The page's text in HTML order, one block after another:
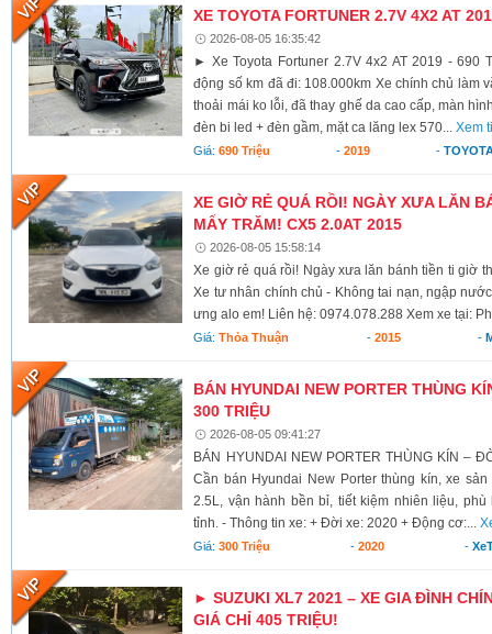
XE TOYOTA FORTUNER 2.7V 4X2 AT
2026-08-05 16:35:42
► Xe Toyota Fortuner 2.7V 4x2 AT 2019 - 690
động số km đã đi: 108.000km Xe chính chủ làm
thoải mái ko lỗi, đã thay ghế da cao cấp, màn
đèn bi led + đèn gầm, mặt ca lăng lex 570...Xem
Giá:690 Triệu -2019 -
XE GIỜ RẺ QUÁ RỒI! NGÀY XƯA LĂN
MẤY TRĂM! CX5 2.0AT 2015
2026-08-05 15:58:14
Xe giờ rẻ quá rồi! Ngày xưa lăn bánh tiền ti giờ
Xe tư nhân chính chủ - Không tai nạn, ngập
ưng alo em! Liên hệ: 0974.078.288 Xem xe tại:
Giá:Thỏa Thuận - 2015 -
BÁN HYUNDAI NEW PORTER THÙNG
300 TRIỆU
2026-08-05 09:41:27
BÁN HYUNDAI NEW PORTER THÙNG KÍN –
Cần bán Hyundai New Porter thùng kín, xe
2.5L, vận hành bền bỉ, tiết kiệm nhiên liệu,
tỉnh. - Thông tin xe: + Đời xe: 2020 + Động cơ:...
Giá:300 Triệu -2020 -
► SUZUKI XL7 2021 – XE GIA ĐÌNH
GIÁ CHỈ 405 TRIỆU!